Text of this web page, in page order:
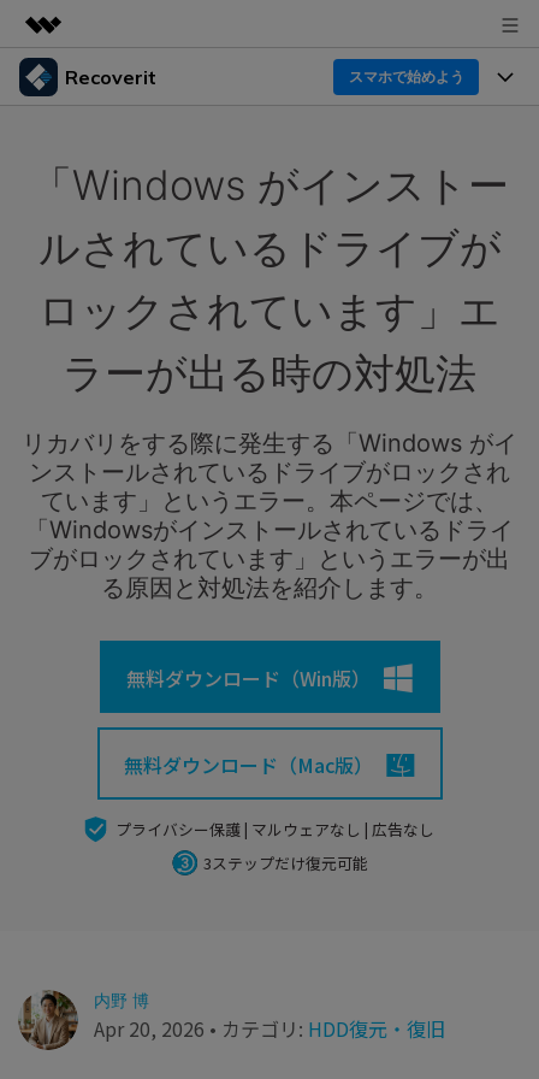
製品
企業情報
プラン＆価格
サポート
Recoverit スマホで始めよう
Windowsデータ復元ならRecoverit！確実な復元技術と
スマホで始めよう
Recoverit for Mac
AI
Macの大切なデータを制限なく完全復元
スマホで始めよう
消えたデータ/ 誤削除したデータも完全無料で復元
関連製品（データ修復/ バックアップ）
機能一覧
ドライブから復元
削除されたメディアを復元
独自の復元ソリューション 新着
データ損失のシナリオ
すべての機能を確認
データ復元事例
データ復元
外付けデバイス復元
パソコン復元
その他の復元
詳しくは
Recoveritとは
データ復元の専門家
カスタマーストーリー
人気内容
Recoveritをよりよく活用
操作ガイド
ログイン
search
「Windows がインストー
ルされているドライブが
ロックされています」エ
ラーが出る時の対処法
リカバリをする際に発生する「Windows がイ
ンストールされているドライブがロックされ
ています」というエラー。本ページでは、
「Windowsがインストールされているドライ
ブがロックされています」というエラーが出
る原因と対処法を紹介します。
無料ダウンロード（Win版）
無料ダウンロード（Mac版）
プライバシー保護 | マルウェアなし | 広告なし
3ステップだけ復元可能
内野 博
Apr 20, 2026 • カテゴリ: HDD復元・復旧